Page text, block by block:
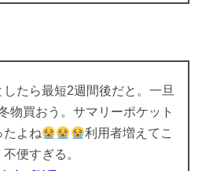
たら最短2週間後だと。一旦
物買おう。サマリーポケット
たよね
利用者増えてこ
便すぎる。